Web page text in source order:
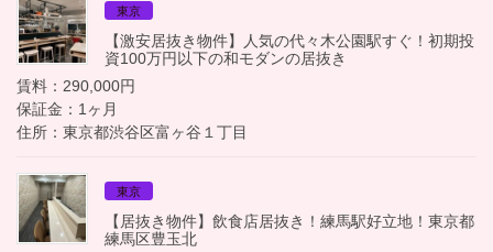
東京
【激安居抜き物件】人気の代々木公園駅すぐ！初期投
資100万円以下の和モダンの居抜き
賃料：290,000円
保証金：1ヶ月
住所：東京都渋谷区富ヶ谷１丁目
東京
【居抜き物件】飲食店居抜き！練馬駅好立地！東京都
練馬区豊玉北